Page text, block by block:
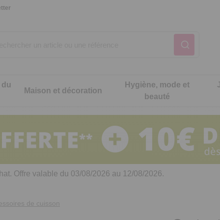
cuisine
de cuisine malins
Notre produit du
Notre produit du
Maison et décoration
Notre produit du
Hygiène, mode et
beauté
intimité
Notre produit du
Notre produit du
Notre produit du
Offre valable du 03/08/2026 au 12/08/2026.
de cuisson